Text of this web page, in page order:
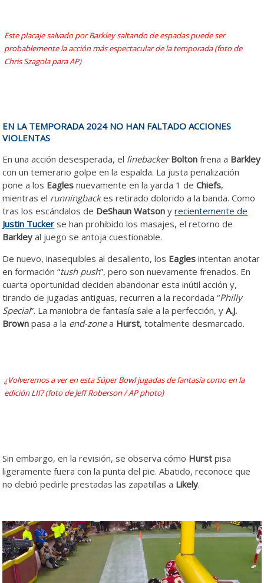
Este placaje salvado por Barkley saltando de espadas puede ser
probablemente la acción más espectacular de la temporada (foto de
Chris Szagola para AP)
EN LA TEMPORADA 2024 NO HAN FALTADO ACCIONES
VIOLENTAS
En una acción desesperada, el linebacker Bolton frena a Barkley
con un temerario golpe en la espalda. La justa penalización
pone a los Eagles nuevamente en la yarda 1 deChiefs,
mientras el runningbackes retirado dolorido a la banda. Como
tras los escándalos de DeShaun Watson yrecientemente de
Justin Tucker se han prohibido los masajes, el retorno de
Barkley al juego se antoja cuestionable.
De nuevo, inasequibles al desaliento, los Eagles intentan anotar
en formación “tush push”, pero son nuevamente frenados. En
cuarta oportunidad deciden abandonar esta inútil acción y,
tirando de jugadas antiguas, recurren a la recordada “Philly
Special”. La maniobra de fantasía sale a la perfección, yA.J.
Brown pasa a la end-zonea Hurst, totalmente desmarcado.
¿Volveremos a ver en esta Súper Bowl jugadas de fantasía como en la
edición LII? (foto de Jeff Roberson / AP photo)
Sin embargo, en la revisión, se observa cómo Hurst pisa
ligeramente fuera con la punta del pie. Abatido, reconoce que
no debió pedirle prestadas las zapatillas a Likely.